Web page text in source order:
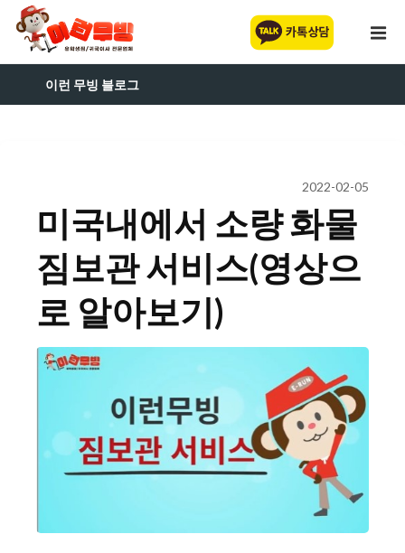
이런 무빙 블로그
2022-02-05
미국내에서 소량 화물
짐보관 서비스(영상으
로 알아보기)